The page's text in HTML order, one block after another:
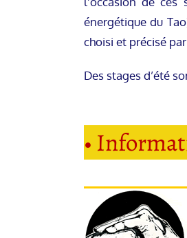
énergétique du
choisi et précisé
Des stages d’été
•